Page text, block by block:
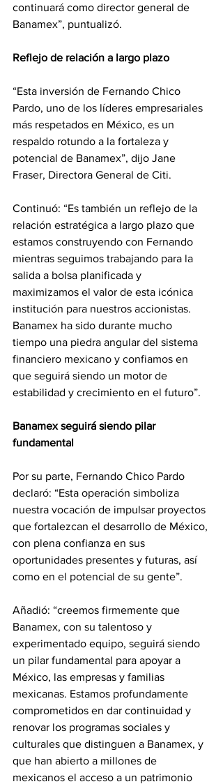
continuará como director general de
Banamex”, puntualizó.
Reflejo de relación a largo plazo
“Esta inversión de Fernando Chico
Pardo, uno de los líderes empresariales
más respetados en México, es un
respaldo rotundo a la fortaleza y
potencial de Banamex”, dijo Jane
Fraser, Directora General de Citi.
Continuó: “Es también un reflejo de la
relación estratégica a largo plazo que
estamos construyendo con Fernando
mientras seguimos trabajando para la
salida a bolsa planificada y
maximizamos el valor de esta icónica
institución para nuestros accionistas.
Banamex ha sido durante mucho
tiempo una piedra angular del sistema
financiero mexicano y confiamos en
que seguirá siendo un motor de
estabilidad y crecimiento en el futuro”.
Banamex seguirá siendo pilar
fundamental
Por su parte, Fernando Chico Pardo
declaró: “Esta operación simboliza
nuestra vocación de impulsar proyectos
que fortalezcan el desarrollo de México,
con plena confianza en sus
oportunidades presentes y futuras, así
como en el potencial de su gente”.
Añadió: “creemos firmemente que
Banamex, con su talentoso y
experimentado equipo, seguirá siendo
un pilar fundamental para apoyar a
México, las empresas y familias
mexicanas. Estamos profundamente
comprometidos en dar continuidad y
renovar los programas sociales y
culturales que distinguen a Banamex, y
que han abierto a millones de
mexicanos el acceso a un patrimonio